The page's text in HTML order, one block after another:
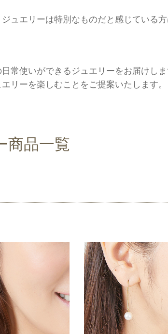
ュエリーは特別なものだと感じている方
常使いができるジュエリーをお届けしま
リーを楽しむことをご提案いたします。
商品一覧